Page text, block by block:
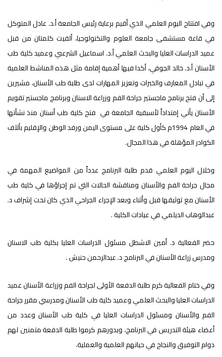
وفي افتتاح اليوم العلمي الذي أقيم برعاية رئيس الجامعة أ.د. عادل المتوكل
في قاعة مستشفى جامعة العلوم والتكنولوجيا، ألقيت كلمتان من قبل
عميد الدراسات العليا والبحث العلمي أ.د. اسماعيل الشرعبي وعميد كلية طب
الأسنان أ.د. خالد الجوفي، أكدا فيها أهمية إقامة مثل هذه المناشط العلمية
في تبادل المعارف والخبرات وتعزيز المهارات لدى طلبة طب الأسنان، مشيرين
إلى أن فتح برنامج ماجستير جراحة الفم وزراعة الاسنان وبرنامج ماجستير تقويم
الأسنان يأتي إمتداداً لأسبقية الجامعة في فتح كلية طب أسنان منذ نشأتها
في العام 1994م كأول كلية على مستوى اليمن ورفد الوطن والإقليم بألآف
الكوادر المؤهلة في هذا المجال.
وخلال اليوم العلمي قدم طلبة البرنامج عدداً من المواضيع المهمة في
مجال جراحة الفم والأسنان ومناقشة الحالات التي تم إجراؤها في كلية طب
الأسنان مع توثيقها قبل وأثناء وبعد الإجراء الجراحي الذي كان تحت إشراف د.
عبدالوهاب الديلمي في عيادات الكلية .
حضر الفعالية د. أمين الاشطل مسئول الدراسات العليا بكلية طب الاسنان
ومدرس زراعة الأسنان في البرنامج د. عبدالرحمن حنيش .
وفي ختام الفعالية كرم طلبة الدفعة الأولى لجراحة الفم وزراعة الأسنان عميد
الدراسات العليا والبحث العلمي وعميد كلية طب الأسنان ومدرسي مقرر جراحة
الفم والأسنان ومسئول الدراسات العليا في كلية طب الأسنان وعدد من
أعضاء هيئة التدريس في البرنامج، وبدورهم كرموا طلبة الدفعة متمنين لهم
دوام التوفيق والنجاح في حياتهم العلمية والعملية.